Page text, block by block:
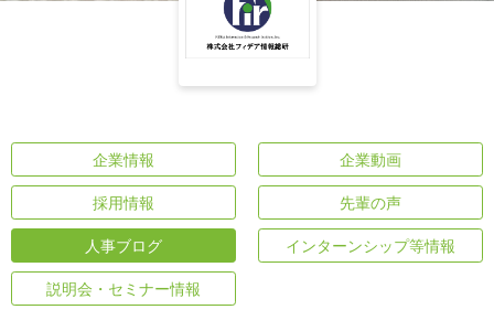
企業情報 企業動画
採用情報 先輩の声
人事ブログ インターンシップ等情報
説明会・セミナー情報